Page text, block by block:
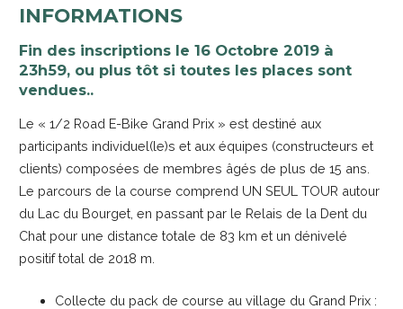
INFORMATIONS
Fin des inscriptions le 16 Octobre 2019 à
23h59, ou plus tôt si toutes les places sont
vendues..
Le « 1/2 Road E-Bike Grand Prix » est destiné aux
participants individuel(le)s et aux équipes (constructeurs et
clients) composées de membres âgés de plus de 15 ans.
Le parcours de la course comprend UN SEUL TOUR autour
du Lac du Bourget, en passant par le Relais de la Dent du
Chat pour une distance totale de 83 km et un dénivelé
positif total de 2018 m.
Collecte du pack de course au village du Grand Prix :